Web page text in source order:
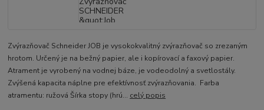
Zvýrazňovač Schneider JOB je vysokokvalitný zvýrazňovač so zrezaným
hrotom. Určený je na bežný papier, ale i kopírovací a faxový papier.
Atrament je vyrobený na vodnej báze, je vodeodolný a svetlostály.
Zvýšená kapacita náplne pre efektívnosť zvýrazňovania. Farba
atramentu: ružová Šírka stopy (hrú... celý popis